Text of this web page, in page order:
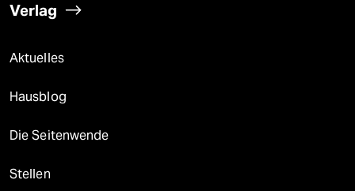
Verlag
Aktuelles
Hausblog
Die Seitenwende
Stellen